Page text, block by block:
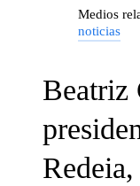
Medios
noticias
Beatriz